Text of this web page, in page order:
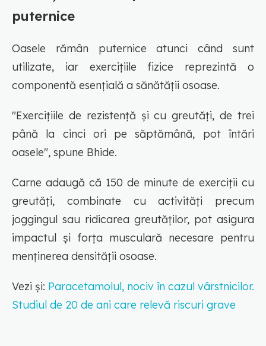
puternice
Oasele rămân puternice atunci când sunt
utilizate, iar exercițiile fizice reprezintă o
componentă esențială a sănătății osoase.
"Exercițiile de rezistență și cu greutăți, de trei
până la cinci ori pe săptămână, pot întări
oasele", spune Bhide.
Carne adaugă că 150 de minute de exerciții cu
greutăți, combinate cu activități precum
joggingul sau ridicarea greutăților, pot asigura
impactul și forța musculară necesare pentru
menținerea densității osoase.
Vezi și: Paracetamolul, nociv în cazul vârstnicilor.
Studiul de 20 de ani care relevă riscuri grave